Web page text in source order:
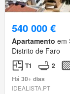
540 000 €
Apartamento em
Distrito de Faro
T1 2
Há 30+ dias
IDEALISTA.PT